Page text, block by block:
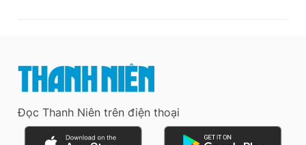
Đọc Thanh Niên trên điện thoại